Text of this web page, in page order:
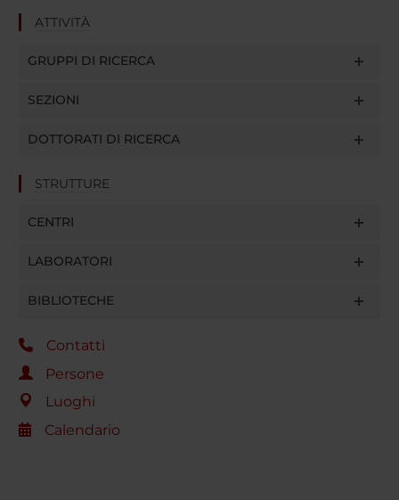
ATTIVITÀ
GRUPPI DI RICERCA
SEZIONI
DOTTORATI DI RICERCA
STRUTTURE
CENTRI
LABORATORI
BIBLIOTECHE
Contatti
Persone
Luoghi
Calendario